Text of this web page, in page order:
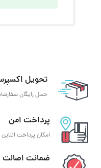
تحویل
حمل رایگان سفارشات بالای 1
پرداخت امن
امکان پرداخت
ضمانت اصالت